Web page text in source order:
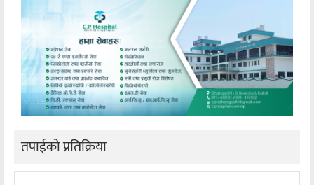
तपाईको प्रतिक्रिया